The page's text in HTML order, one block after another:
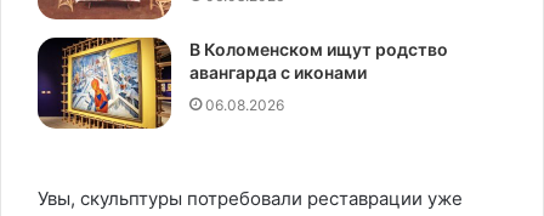
В Коломенском ищут родство
авангарда с иконами
06.08.2026
Увы, скульптуры потребовали реставрации уже